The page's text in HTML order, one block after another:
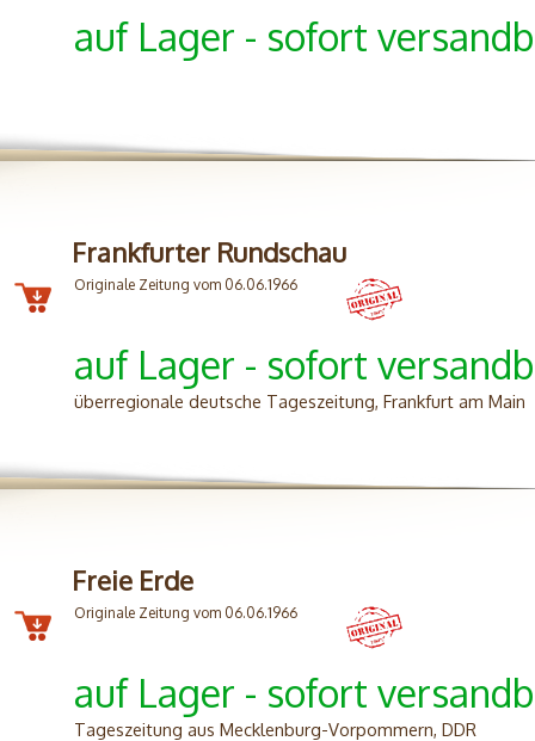
auf Lager - sofort
Frankfurter Rundschau
Originale Zeitung vom 06.06.1966
auf Lager - sofort
überregionale deutsche Tageszeitung, Frankfurt am Main
Freie Erde
Originale Zeitung vom 06.06.1966
auf Lager - sofort
Tageszeitung aus Mecklenburg-Vorpommern, DDR